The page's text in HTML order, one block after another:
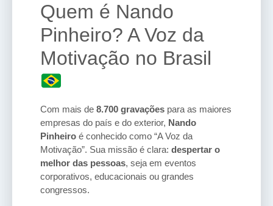
Quem é Nando
Pinheiro? A Voz da
Motivação no Brasil
Com mais de 8.700 gravações para as maiores
empresas do país e do exterior, Nando
Pinheiro é conhecido como “A Voz da
Motivação”. Sua missão é clara: despertar o
melhor das pessoas, seja em eventos
corporativos, educacionais ou grandes
congressos.